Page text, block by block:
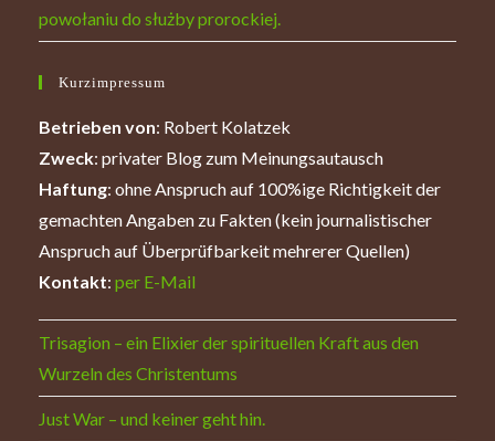
powołaniu do służby prorockiej.
Kurzimpressum
Betrieben von: Robert Kolatzek
Zweck: privater Blog zum Meinungsautausch
Haftung: ohne Anspruch auf 100%ige Richtigkeit der
gemachten Angaben zu Fakten (kein journalistischer
Anspruch auf Überprüfbarkeit mehrerer Quellen)
Kontakt: per E-Mail
Trisagion – ein Elixier der spirituellen Kraft aus den
Wurzeln des Christentums
Just War – und keiner geht hin.